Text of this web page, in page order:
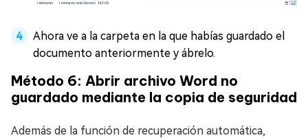
Ahora ve a la carpeta en la que habías guardado el
documento anteriormente y ábrelo.
Método 6: Abrir archivo Word no
guardado mediante la copia de seguridad
Además de la función de recuperación automática,